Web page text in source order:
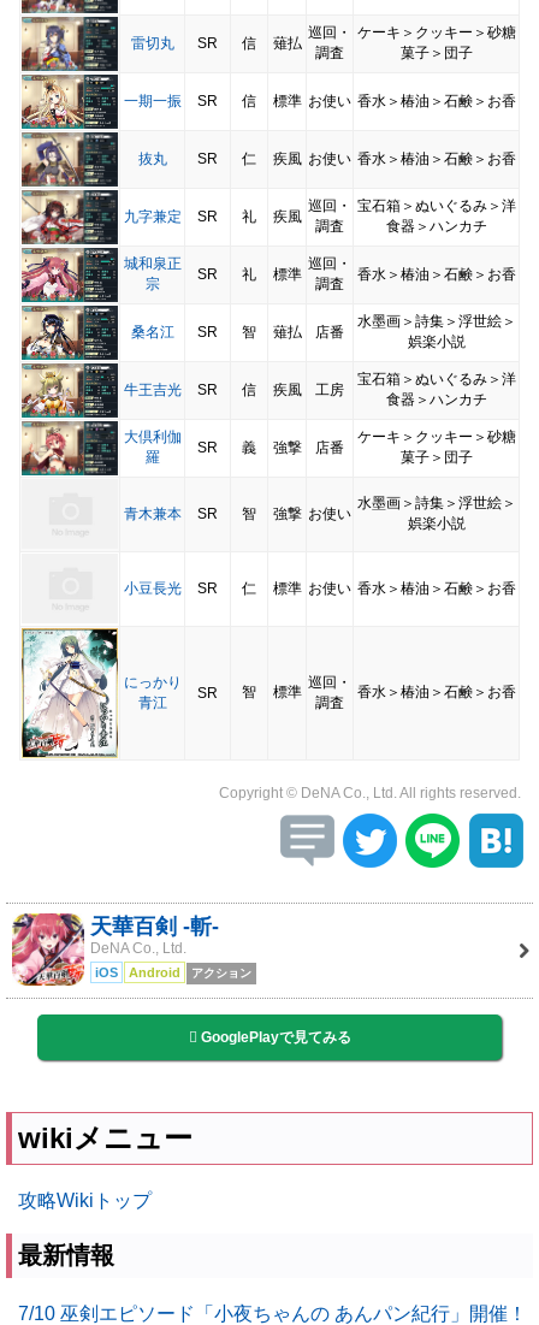
雷切丸 SR 信 薙払
巡回・
調査
ケーキ＞クッキー＞砂糖
菓子＞団子
一期一振 SR 信 標準 お使い 香水＞椿油＞石鹸＞お香
抜丸 SR 仁 疾風 お使い 香水＞椿油＞石鹸＞お香
九字兼定 SR 礼 疾風
巡回・
調査
宝石箱＞ぬいぐるみ＞洋
食器＞ハンカチ
城和泉正
宗
SR 礼 標準
巡回・
調査
香水＞椿油＞石鹸＞お香
桑名江 SR 智 薙払 店番
水墨画＞詩集＞浮世絵＞
娯楽小説
牛王吉光 SR 信 疾風 工房
宝石箱＞ぬいぐるみ＞洋
食器＞ハンカチ
大倶利伽
羅
SR 義 強撃 店番
ケーキ＞クッキー＞砂糖
菓子＞団子
青木兼本 SR 智 強撃 お使い
水墨画＞詩集＞浮世絵＞
娯楽小説
小豆長光 SR 仁 標準 お使い 香水＞椿油＞石鹸＞お香
にっかり
青江
SR 智 標準
巡回・
調査
香水＞椿油＞石鹸＞お香
Copyright © DeNA Co., Ltd. All rights reserved.
天華百剣 -斬-
DeNA Co., Ltd.
iOS Android アクション
GooglePlayで見てみる
wikiメニュー
攻略Wikiトップ
最新情報
7/10 巫剣エピソード「小夜ちゃんの あんパン紀行」開催！